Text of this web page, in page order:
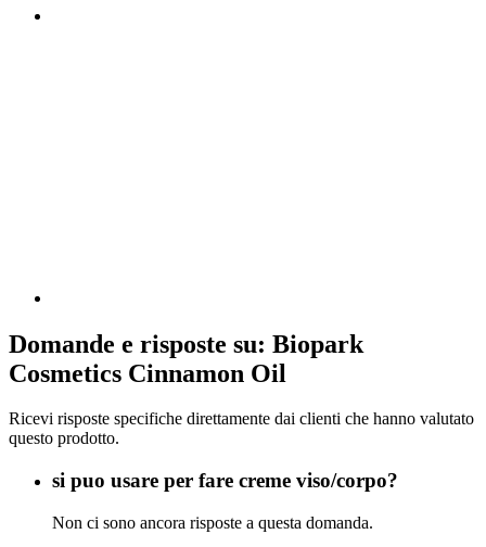
Domande e risposte su: Biopark
Cosmetics Cinnamon Oil
Ricevi risposte specifiche direttamente dai clienti che hanno valutato
questo prodotto.
si puo usare per fare creme viso/corpo?
Non ci sono ancora risposte a questa domanda.